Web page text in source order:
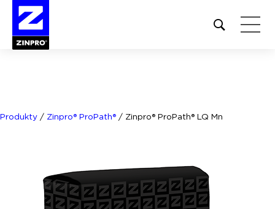
Open
site
Produkty / Zinpro® ProPath® / Zinpro® ProPath® LQ Mn